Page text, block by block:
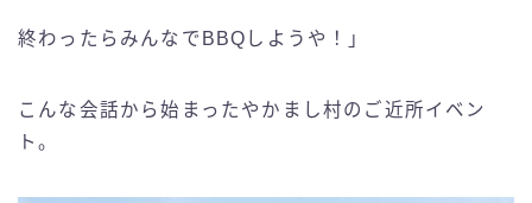
終わったらみんなでBBQしようや！」
こんな会話から始まったやかまし村のご近所イベン
ト。